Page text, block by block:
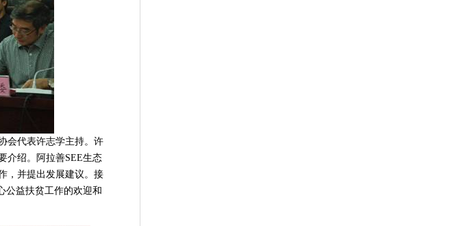
会代表许志学主持。许
介绍。阿拉善SEE生态
，并提出发展建议。接
公益扶贫工作的欢迎和